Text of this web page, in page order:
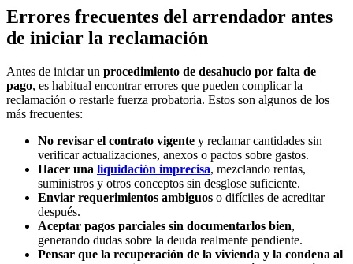
Errores frecuentes del arrendador antes
de iniciar la reclamación
Antes de iniciar un procedimiento de desahucio por falta de
pago, es habitual encontrar errores que pueden complicar la
reclamación o restarle fuerza probatoria. Estos son algunos de los
más frecuentes:
No revisar el contrato vigente y reclamar cantidades sin
verificar actualizaciones, anexos o pactos sobre gastos.
Hacer una liquidación imprecisa, mezclando rentas,
suministros y otros conceptos sin desglose suficiente.
Enviar requerimientos ambiguos o difíciles de acreditar
después.
Aceptar pagos parciales sin documentarlos bien,
generando dudas sobre la deuda realmente pendiente.
Pensar que la recuperación de la vivienda y la condena al